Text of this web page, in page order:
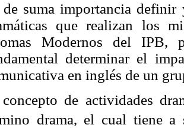
de suma importancia definir
que realizan los
Modernos del IPB,
determinar el
en inglés de un
de actividades
drama, el cual tiene